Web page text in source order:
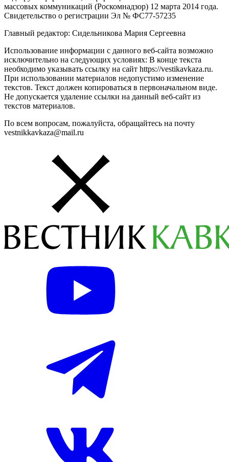
массовых коммуникаций (Роскомнадзор) 12 марта 2014 года.
Свидетельство о регистрации Эл № ФС77-57235
Главный редактор: Сидельникова Мария Сергеевна
Использование информации с данного веб-сайта возможно
исключительно на следующих условиях: В конце текста
необходимо указывать ссылку на сайт https://vestikavkaza.ru.
При использовании материалов недопустимо изменение
текстов. Текст должен копироваться в первоначальном виде.
Не допускается удаление ссылки на данный веб-сайт из
текстов материалов.
По всем вопросам, пожалуйста, обращайтесь на почту
vestnikkavkaza@mail.ru